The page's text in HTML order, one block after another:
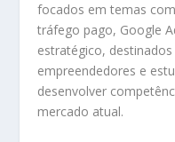
focados em temas
tráfego pago, Google
estratégico,
empreendedores e
desenvolver
mercado atual.